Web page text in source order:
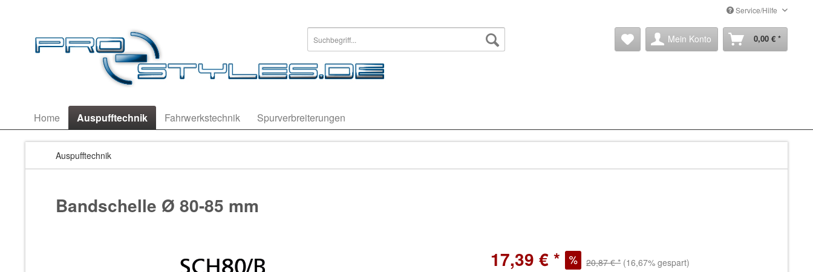
Service/Hilfe
Mein Konto 0,00 € *
Home Auspufftechnik Fahrwerkstechnik Spurverbreiterungen
Auspufftechnik
Bandschelle Ø 80-85 mm
17,39 € * 20,87 € * (16,67% gespart)